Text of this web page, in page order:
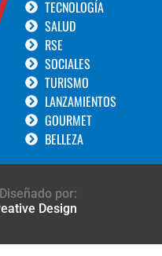
TECNOLOGÍA
SALUD
RSE
SOCIALES
TURISMO
LANZAMIENTOS
GOURMET
BELLEZA
por:
Design